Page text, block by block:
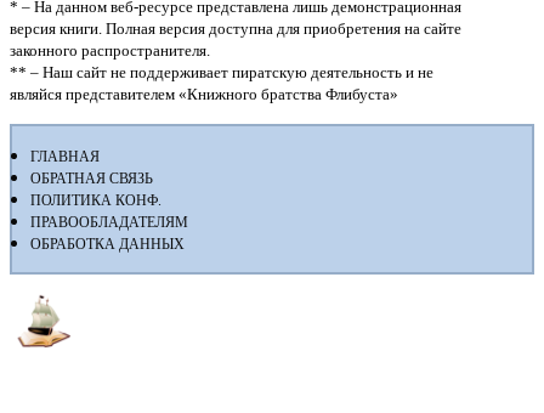
* – На данном веб-ресурсе представлена лишь демонстрационная
версия книги. Полная версия доступна для приобретения на сайте
законного распространителя.
** – Наш сайт не поддерживает пиратскую деятельность и не
являйся представителем «Книжного братства Флибуста»
ГЛАВНАЯ
ОБРАТНАЯ СВЯЗЬ
ПОЛИТИКА КОНФ.
ПРАВООБЛАДАТЕЛЯМ
ОБРАБОТКА ДАННЫХ